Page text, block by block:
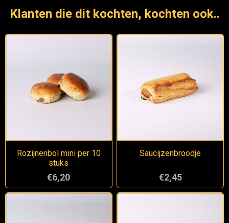
Klanten die dit kochten, kochten ook..
Rozijnenbol mini per 10
stuks
€6,20
Saucijzenbroodje
€2,45